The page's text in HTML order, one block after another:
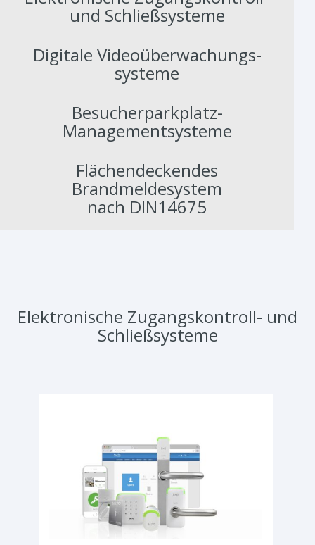
und Schließsysteme
Digitale Videoüberwachungs-
systeme
Besucherparkplatz-
Managementsysteme
Flächendeckendes
Brandmeldesystem
nach DIN14675
Elektronische Zugangskontroll- und
Schließsysteme